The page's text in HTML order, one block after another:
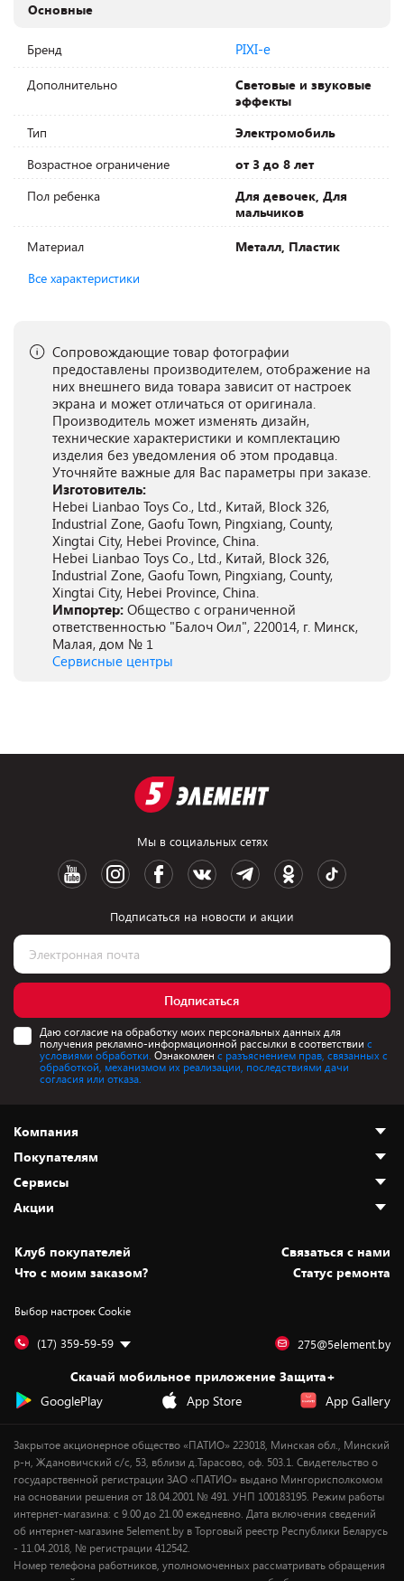
Основные
Бренд PIXI-e
Дополнительно
Световые и звуковые
эффекты
Тип
Электромобиль
Возрастное ограничение
от 3 до 8 лет
Пол ребенка
Для девочек, Для
мальчиков
Материал
Металл, Пластик
Все характеристики
Сопровождающие товар фотографии
предоставлены производителем, отображение на
них внешнего вида товара зависит от настроек
экрана и может отличаться от оригинала.
Производитель может изменять дизайн,
технические характеристики и комплектацию
изделия без уведомления об этом продавца.
Уточняйте важные для Вас параметры при заказе.
Изготовитель:
Hebei Lianbao Toys Co., Ltd., Китай, Block 326,
Industrial Zone, Gaofu Town, Pingxiang, County,
Xingtai City, Hebei Province, China.
Hebei Lianbao Toys Co., Ltd., Китай, Block 326,
Industrial Zone, Gaofu Town, Pingxiang, County,
Xingtai City, Hebei Province, China.
Импортер: Общество с ограниченной
ответственностью "Балоч Оил", 220014, г. Минск,
Малая, дом № 1
Сервисные центры
Мы в социальных сетях
Подписаться на новости и акции
Подписаться
Даю согласие на обработку моих персональных данных для
получения рекламно-информационной рассылки в соответствии с
условиями обработки. Ознакомлен с разъяснением прав, связанных с
обработкой, механизмом их реализации, последствиями дачи
согласия или отказа.
Компания
О нас
Адреса магазинов
Новости
Статьи и обзоры
Вакансии
Дай пять добру!
Покупателям
Как сделать заказ
Оплата и доставка
Безналичный расчёт
Обмен и возврат товара
Обработка персональных данных
Подарочные карты
Сервисы
Установка техники
Для игровых консолей
Для мобильных устройств
Для компьютеров
Сервисные центры
Акции
Скидки и промокоды
Белорусские товары
Бонусы
Оплата частями
Новинки
Клуб покупателей
Cвязаться с нами
Что с моим заказом?
Статус ремонта
Выбор настроек Cookie
(17) 359-59-59 275@5element.by
Скачай мобильное приложение Защита+
GooglePlay
App Store App Gallery
Закрытое акционерное общество «ПАТИО» 223018, Минская обл., Минский
р-н, Ждановичский с/с, 53, вблизи д.Тарасово, оф. 503.1. Свидетельство о
государственной регистрации ЗАО «ПАТИО» выдано Мингорисполкомом
на основании решения от 18.04.2001 № 491. УНП 100183195. Режим работы
интернет-магазина: с 9.00 до 21.00 ежедневно. Дата включения сведений
об интернет-магазине 5element.by в Торговый реестр Республики Беларусь
- 11.04.2018, № регистрации 412542.
Номер телефона работников, уполномоченных рассматривать обращения